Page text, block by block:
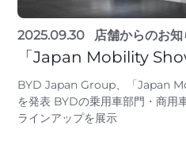
2025.09.30 店舗からのお
「Japan Mobility
BYD Japan Group、「Japan
を発表 BYDの乗用車部門・商用
ラインアップを展示